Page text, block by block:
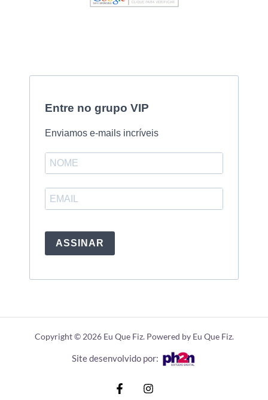
Entre no grupo VIP
Enviamos e-mails incríveis
ASSINAR
Copyright © 2026 Eu Que Fiz. Powered by Eu Que Fiz.
Site desenvolvido por: